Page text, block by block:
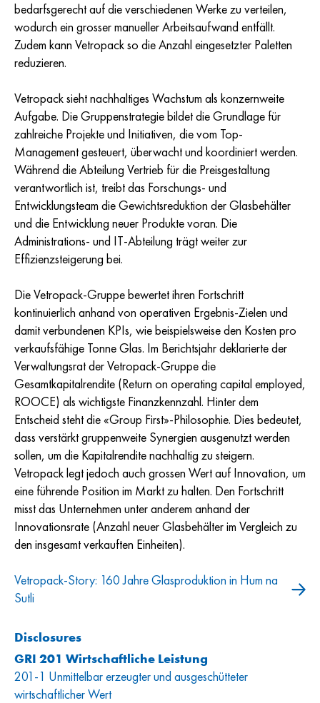
bedarfsgerecht auf die verschiedenen Werke zu verteilen,
wodurch ein grosser manueller Arbeitsaufwand entfällt.
Zudem kann Vetropack so die Anzahl eingesetzter Paletten
reduzieren.
Vetropack sieht nachhaltiges Wachstum als konzernweite
Aufgabe. Die Gruppenstrategie bildet die Grundlage für
zahlreiche Projekte und Initiativen, die vom Top-
Management gesteuert, überwacht und koordiniert werden.
Während die Abteilung Vertrieb für die Preisgestaltung
verantwortlich ist, treibt das Forschungs- und
Entwicklungsteam die Gewichtsreduktion der Glasbehälter
und die Entwicklung neuer Produkte voran. Die
Administrations- und IT-Abteilung trägt weiter zur
Effizienzsteigerung bei.
Die Vetropack-Gruppe bewertet ihren Fortschritt
kontinuierlich anhand von operativen Ergebnis-Zielen und
damit verbundenen KPIs, wie beispielsweise den Kosten pro
verkaufsfähige Tonne Glas. Im Berichtsjahr deklarierte der
Verwaltungsrat der Vetropack-Gruppe die
Gesamtkapitalrendite (Return on operating capital employed,
ROOCE) als wichtigste Finanzkennzahl. Hinter dem
Entscheid steht die «Group First»-Philosophie. Dies bedeutet,
dass verstärkt gruppenweite Synergien ausgenutzt werden
sollen, um die Kapitalrendite nachhaltig zu steigern.
Vetropack legt jedoch auch grossen Wert auf Innovation, um
eine führende Position im Markt zu halten. Den Fortschritt
misst das Unternehmen unter anderem anhand der
Innovationsrate (Anzahl neuer Glasbehälter im Vergleich zu
den insgesamt verkauften Einheiten).
Vetropack-Story: 160 Jahre Glasproduktion in Hum na
Sutli
Disclosures
GRI 201 Wirtschaftliche Leistung
201-1 Unmittelbar erzeugter und ausgeschütteter
wirtschaftlicher Wert